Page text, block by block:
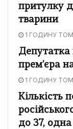
притулку
тварини
1 ГОДИНУ
Депутатка
прем'єра
1 ГОДИНУ
Кількість
до 37,